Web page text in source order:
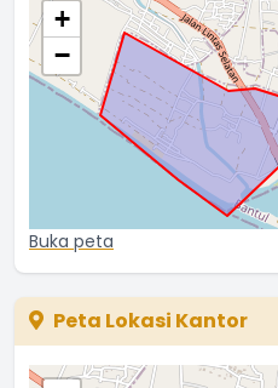
+
−
Buka peta
Peta Lokasi Kantor